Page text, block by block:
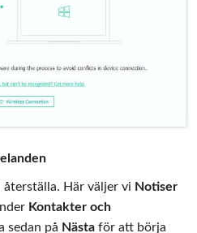
Här väljer vi Notiser
Kontakter och
sedan på Nästa för att börja